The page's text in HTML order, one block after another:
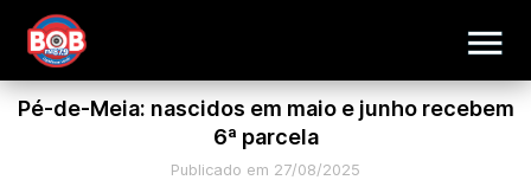
Pé-de-Meia: nascidos em maio e junho recebem
6ª parcela
Publicado em 27/08/2025